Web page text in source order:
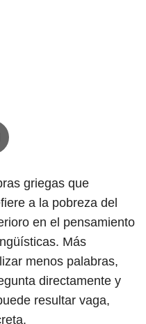
griegas que
a la pobreza del
en el pensamiento
Más
menos palabras,
directamente y
resultar vaga,